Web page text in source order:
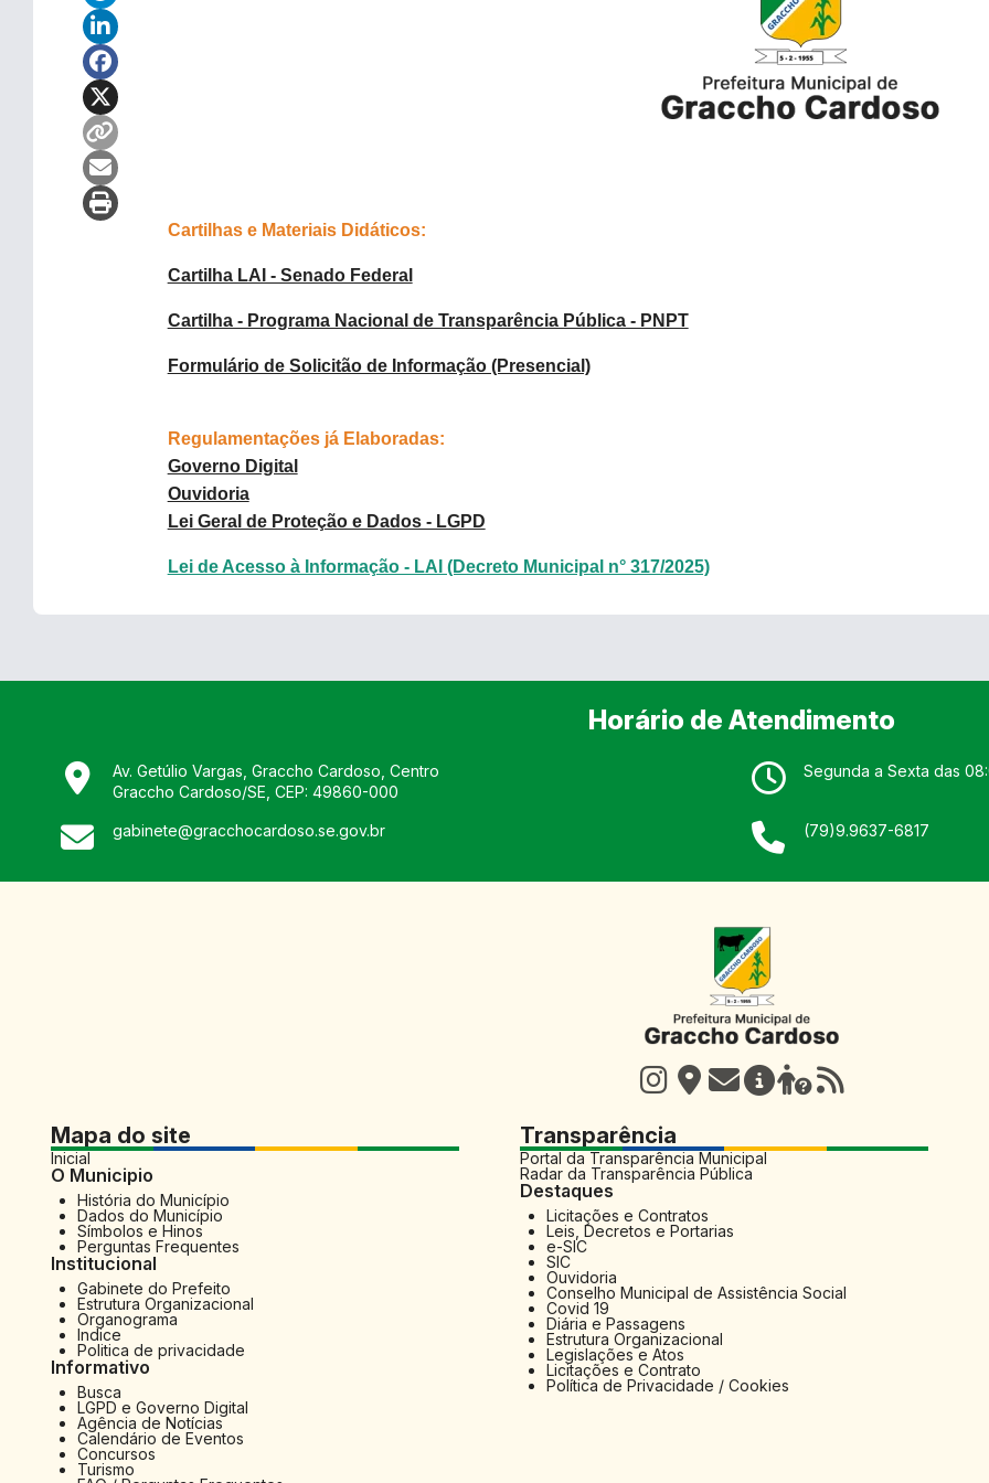
Licitações e
Contratos
Folha de
pagamento
Cartilhas e Materiais Didáticos:
Cartilha LAI - Senado Federal
Cartilha - Programa Nacional de Transparência Pública - PNPT
Formulário de Solicitão de Informação (Presencial)
Regulamentações já Elaboradas:
Governo Digital
Ouvidoria
Lei Geral de Proteção e Dados - LGPD
Lei de Acesso à Informação - LAI (Decreto Municipal n° 317/2025)
Horário de Atendimento
Av. Getúlio Vargas, Graccho Cardoso, Centro
Graccho Cardoso/SE , CEP: 49860-000
Segunda a Sexta das
gabinete@gracchocardoso.se.gov.br (79)9.9637-6817
Mapa do site
Inicial
O Municipio
História do Município
Dados do Município
Símbolos e Hinos
Perguntas Frequentes
Institucional
Gabinete do Prefeito
Estrutura Organizacional
Organograma
Indice
Politica de privacidade
Informativo
Busca
LGPD e Governo Digital
Agência de Notícias
Calendário de Eventos
Concursos
Turismo
Transparência
Portal da Transparência Municipal
Radar da Transparência Pública
Destaques
Licitações e Contratos
Leis, Decretos e Portarias
e-SIC
SIC
Ouvidoria
Conselho Municipal de Assistência Social
Covid 19
Diária e Passagens
Estrutura Organizacional
Legislações e Atos
Licitações e Contrato
Política de Privacidade / Cookies